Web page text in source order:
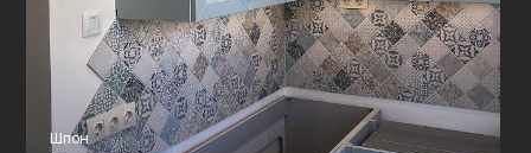
Шпон